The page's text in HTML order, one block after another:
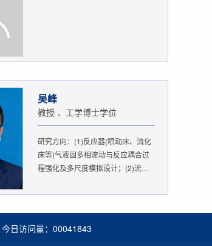
吴峰
教授 、工学博士学位
研究方向：(1)反应器(喷动床、流化
床等)气液固多相流动与反应耦合过
程强化及多尺度模拟设计；(2)流态
今日访问量： 00041843